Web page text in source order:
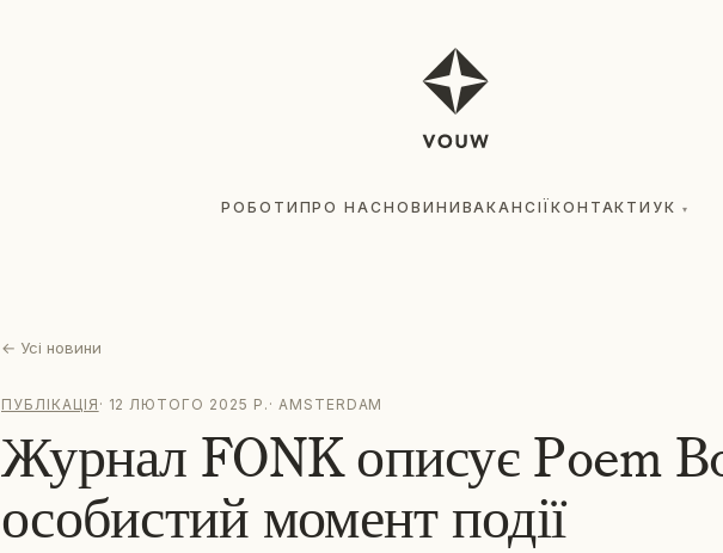
РОБОТИ ПРО НАС НОВИНИ ВАКАНСІЇ КОНТАКТИ УК ▾
← Усі новини
ПУБЛІКАЦІЯ · 12 ЛЮТОГО 2025 Р. · AMSTERDAM
Журнал FONK описує Poem
особистий момент події